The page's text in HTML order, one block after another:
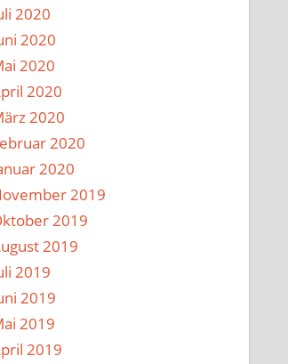
2020
2020
2020
2020
2020
2020
2020
2019
2019
2019
2019
2019
2019
2019